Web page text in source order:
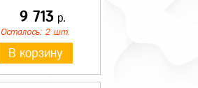
9 713р.
Осталось: 2 шт.
В корзину